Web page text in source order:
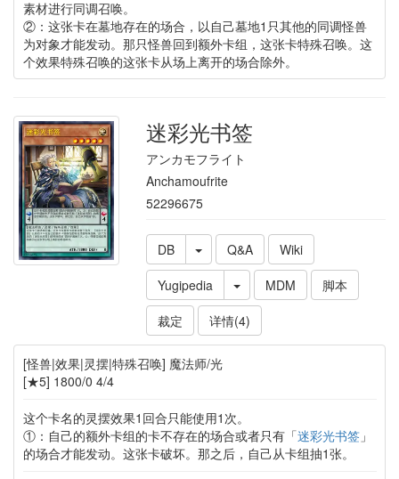
素材进行同调召唤。
②：这张卡在墓地存在的场合，以自己墓地1只其他的同调怪兽
为对象才能发动。那只怪兽回到额外卡组，这张卡特殊召唤。这
个效果特殊召唤的这张卡从场上离开的场合除外。
迷彩光书签
アンカモフライト
Anchamoufrite
52296675
DB Q&A
Wiki
Yugipedia
MDM
脚本
裁定
详情(4)
[怪兽|效果|灵摆|特殊召唤] 魔法师/光
[★5] 1800/0 4/4
这个卡名的灵摆效果1回合只能使用1次。
①：自己的额外卡组的卡不存在的场合或者只有「迷彩光书签」
的场合才能发动。这张卡破坏。那之后，自己从卡组抽1张。